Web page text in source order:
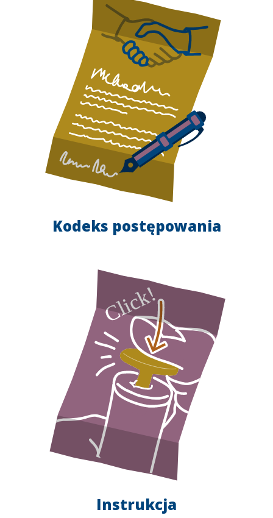
Kodeks postępowania
Instrukcja